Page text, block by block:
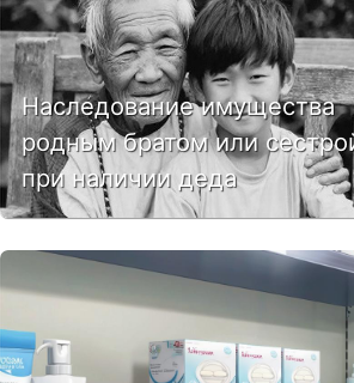
Наследование имущества
родным братом или
при наличии деда